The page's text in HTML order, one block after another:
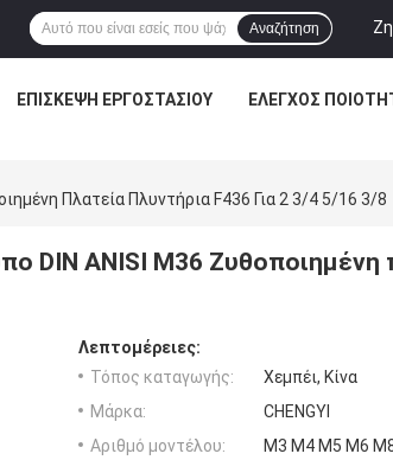
Αναζήτηση
ΕΠΙΣΚΕΨΉ ΕΡΓΟΣΤΑΣΊΟΥ ΈΛΕΓΧΟΣ
Πλατεία Πλυντήρια F436 Για 2 3/4 5/16 3/8
DIN ANISI M36 Ζυθοποιημένη
Λεπτομέρειες:
Τόπος καταγωγής:
Χεμπέι, Κίνα
Μάρκα:
CHENGYI
Αριθμό μοντέλου:
M3 M4 M5 M6